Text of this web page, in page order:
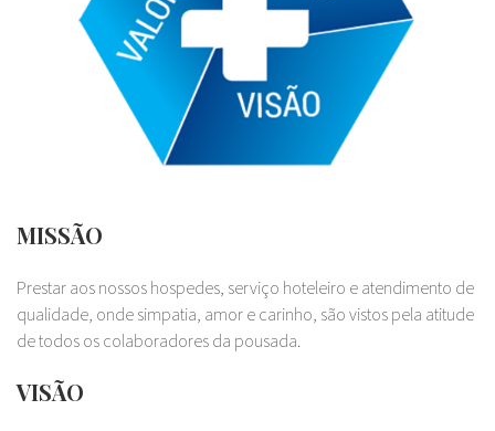
MISSÃO
Prestar aos nossos hospedes, serviço hoteleiro e atendimento de
qualidade, onde simpatia, amor e carinho, são vistos pela atitude
de todos os colaboradores da pousada.
VISÃO